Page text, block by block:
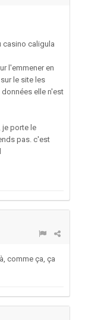
casino caligula
l'emmener en
le site les
données elle n'est
je porte le
pas. c'est
comme ça, ça